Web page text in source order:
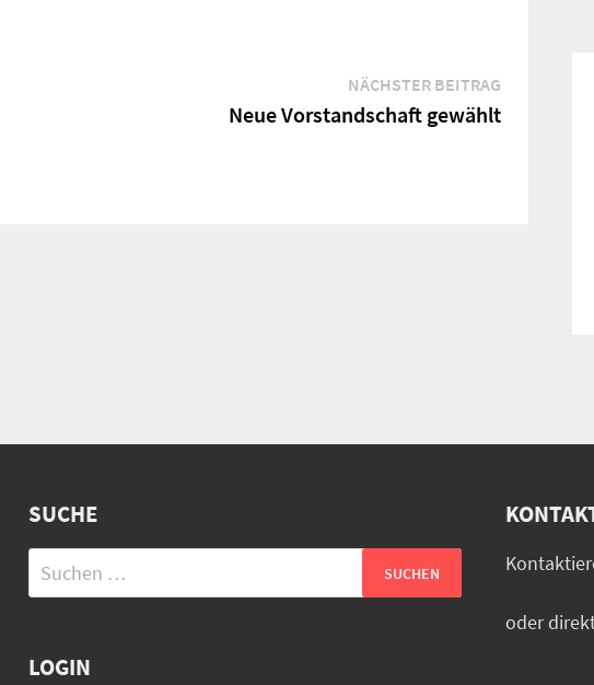
NÄCHSTER BEITRAGNächster
Beitrag:
Neue Vorstandschaft gewählt
SUCHE
Suchen
nach:
LOGIN
oder